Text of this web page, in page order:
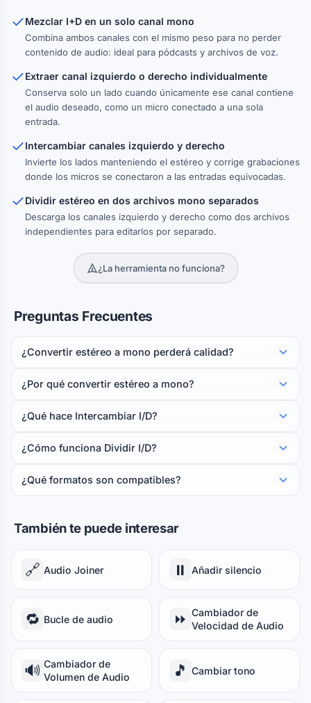
Mezclar I+D en un solo canal mono
Combina ambos canales con el mismo peso para no perder
contenido de audio: ideal para pódcasts y archivos de voz.
Extraer canal izquierdo o derecho individualmente
Conserva solo un lado cuando únicamente ese canal contiene
el audio deseado, como un micro conectado a una sola
entrada.
Intercambiar canales izquierdo y derecho
Invierte los lados manteniendo el estéreo y corrige grabaciones
donde los micros se conectaron a las entradas equivocadas.
Dividir estéreo en dos archivos mono separados
Descarga los canales izquierdo y derecho como dos archivos
independientes para editarlos por separado.
¿La herramienta no funciona?
Preguntas Frecuentes
¿Convertir estéreo a mono perderá calidad?
¿Por qué convertir estéreo a mono?
¿Qué hace Intercambiar I/D?
¿Cómo funciona Dividir I/D?
¿Qué formatos son compatibles?
También te puede interesar
🔗 Audio Joiner ⏸️ Añadir silencio
🔁 Bucle de audio ⏩ Cambiador de
Velocidad de Audio
🔊 Cambiador de
Volumen de Audio
🎵 Cambiar tono